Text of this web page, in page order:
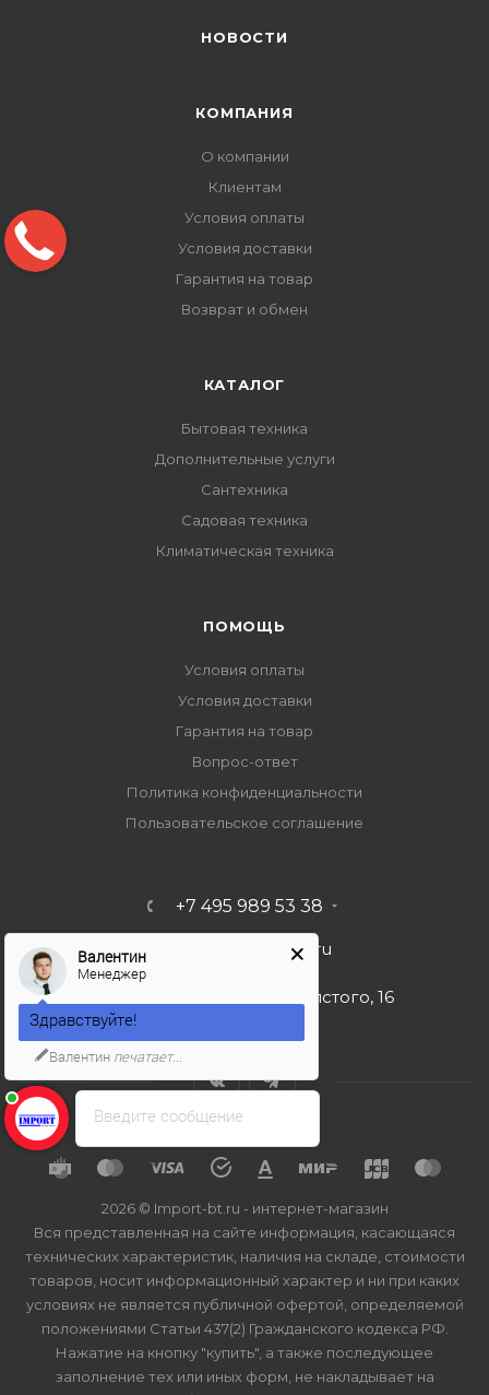
НОВОСТИ
КОМПАНИЯ
О компании
Клиентам
Условия оплаты
Условия доставки
Гарантия на товар
Возврат и обмен
КАТАЛОГ
Бытовая техника
Дополнительные услуги
Сантехника
Садовая техника
Климатическая техника
ПОМОЩЬ
Условия оплаты
Условия доставки
Гарантия на товар
Вопрос-ответ
Политика конфиденциальности
Пользовательское соглашение
+7 495 989 53 38
import-bt@bk.ru
г. Москва, ул. Льва Толстого, 16
2026 © Import-bt.ru - интернет-магазин
Вся представленная на сайте информация, касающаяся
технических характеристик, наличия на складе, стоимости
товаров, носит информационный характер и ни при каких
условиях не является публичной офертой, определяемой
положениями Статьи 437(2) Гражданского кодекса РФ.
Нажатие на кнопку "купить", а также последующее
заполнение тех или иных форм, не накладывает на
Введите сообщение
Валентин
Менеджер
Здравствуйте!
Валентин печатает...